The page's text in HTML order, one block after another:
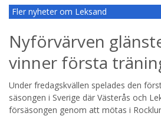
Fler nyheter om Leksand
Nyförvärven
vinner första
Under fredagskvällen spelades den
säsongen i Sverige där Västerås och
försäsongen genom att mötas i